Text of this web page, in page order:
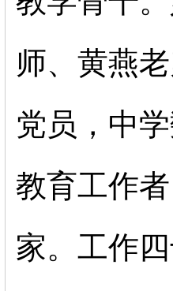
师、黄燕
党员，中
教育工作
家。工作